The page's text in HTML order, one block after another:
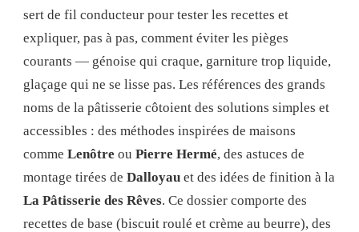
sert de fil conducteur pour tester les recettes et
expliquer, pas à pas, comment éviter les pièges
courants — génoise qui craque, garniture trop liquide,
glaçage qui ne se lisse pas. Les références des grands
noms de la pâtisserie côtoient des solutions simples et
accessibles : des méthodes inspirées de maisons
comme Lenôtre ou Pierre Hermé, des astuces de
montage tirées de Dalloyau et des idées de finition à la
La Pâtisserie des Rêves. Ce dossier comporte des
recettes de base (biscuit roulé et crème au beurre), des